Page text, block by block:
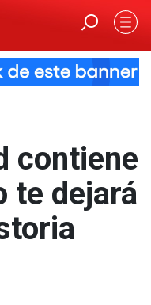
contiene
te dejará